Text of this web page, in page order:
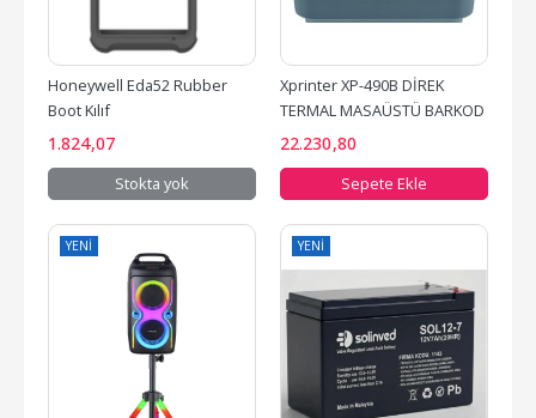
Honeywell Eda52 Rubber
Boot Kılıf
1.824,07
Stokta yok
Xprinter XP-490B DİREK
TERMAL MASAÜSTÜ BARKOD
YAZICISI
22.230,80
Sepete Ekle
YENI YENI